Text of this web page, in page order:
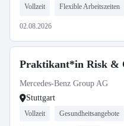
Vollzeit Flexible Arbeitszeiten
02.08.2026
Praktikant*in Risk &
Mercedes-Benz Group AG
Stuttgart
Vollzeit Gesundheitsangebote